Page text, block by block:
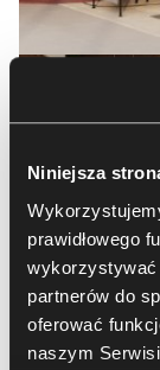
Niniejsza
prawidłowego
wykorzystywać
partnerów do
oferować
naszym